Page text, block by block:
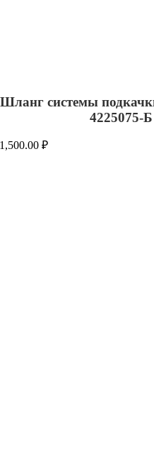
Шланг системы
4225075-
1,500.00₽